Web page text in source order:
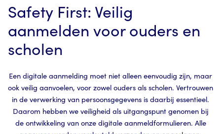
Safety First: Veilig
aanmelden voor ouders en
scholen
Een digitale aanmelding moet niet alleen eenvoudig zijn, maar
ook veilig aanvoelen, voor zowel ouders als scholen. Vertrouwen
in de verwerking van persoonsgegevens is daarbij essentieel.
Daarom hebben we veiligheid als uitgangspunt genomen bij
de ontwikkeling van onze digitale aanmeldformulieren. Alle